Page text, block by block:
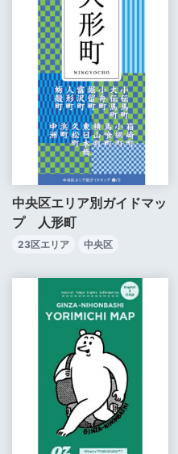
中央区エリア別ガイドマッ
プ 人形町
23区エリア 中央区